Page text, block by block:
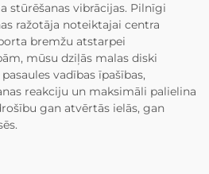
stūrēšanas vibrācijas. Pilnīgi
ražotāja noteiktajai centra
bremžu atstarpei
mūsu dziļās malas diski
vadības īpašības,
reakciju un maksimāli palielina
gan atvērtās ielās, gan